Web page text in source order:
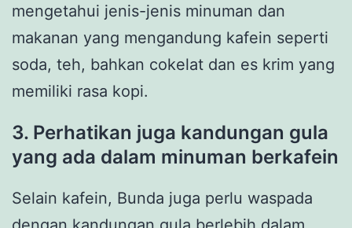
mengetahui jenis-jenis minuman dan
makanan yang mengandung kafein seperti
soda, teh, bahkan cokelat dan es krim yang
memiliki rasa kopi.
3. Perhatikan juga kandungan gula
yang ada dalam minuman berkafein
Selain kafein, Bunda juga perlu waspada